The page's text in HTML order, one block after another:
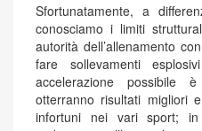
Sfortunatamente, a
conosciamo i limiti
autorità dell’allenamento
fare sollevamenti
accelerazione possibile
otterranno risultati migliori
infortuni nei vari sport;